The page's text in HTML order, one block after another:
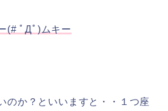
(# ﾟДﾟ)ムキー
のか？といいますと・・１つ座